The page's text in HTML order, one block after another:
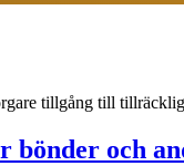
tillgång till
och